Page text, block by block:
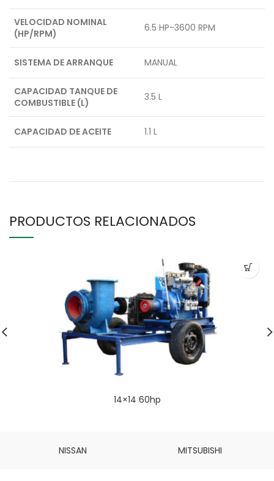
VELOCIDAD NOMINAL
(HP/RPM)
6.5 HP-3600 RPM
SISTEMA DE ARRANQUE MANUAL
CAPACIDAD TANQUE DE
COMBUSTIBLE (L)
3.5 L
CAPACIDAD DE ACEITE 1.1 L
PRODUCTOS RELACIONADOS
14×14 60hp
NISSAN MITSUBISHI